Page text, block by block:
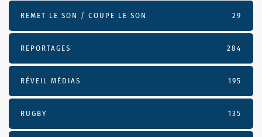
REMET LE SON / COUPE LE SON 29
REPORTAGES 284
RÉVEIL MÉDIAS 195
RUGBY 135